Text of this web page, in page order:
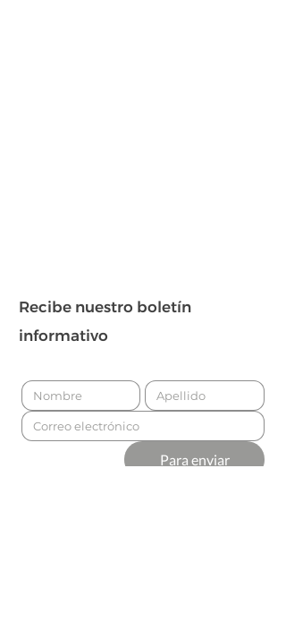
Recibe nuestro boletín
informativo
Para enviar